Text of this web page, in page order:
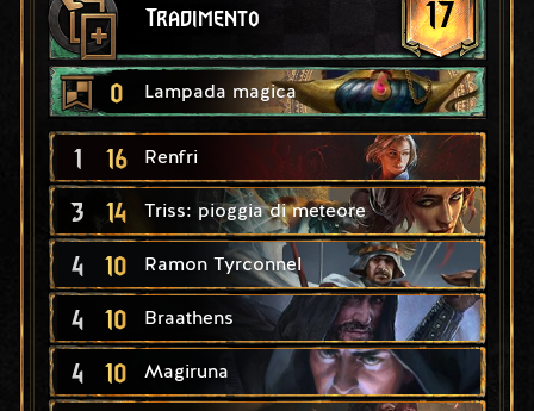
Tradimento 17
0 Lampada magica
1 16 Renfri
3 14 Triss: pioggia di meteore
4 10 Ramon Tyrconnel
4 10 Braathens
4 10 Magiruna